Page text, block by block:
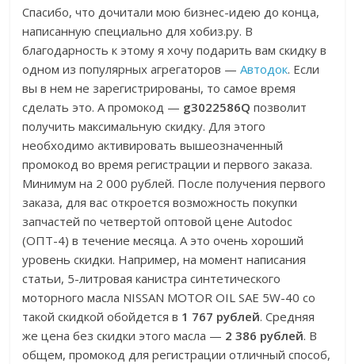
Спасибо, что дочитали мою бизнес-идею до конца,
написанную специально для хобиз.ру. В
благодарность к этому я хочу подарить вам скидку в
одном из популярных агрегаторов —Автодок. Если
вы в нем не зарегистрированы, то самое время
сделать это. А промокод — g3022586Q позволит
получить максимальную скидку. Для этого
необходимо активировать вышеозначенный
промокод во время регистрации и первого заказа.
Минимум на 2 000 рублей. После получения первого
заказа, для вас откроется возможность покупки
запчастей по четвертой оптовой цене Autodoc
(ОПТ-4) в течение месяца. А это очень хороший
уровень скидки. Например, на момент написания
статьи, 5-литровая канистра синтетического
моторного масла NISSAN MOTOR OIL SAE 5W-40 со
такой скидкой обойдется в 1 767 рублей. Средняя
же цена без скидки этого масла — 2 386 рублей. В
общем, промокод для регистрации отличный способ,